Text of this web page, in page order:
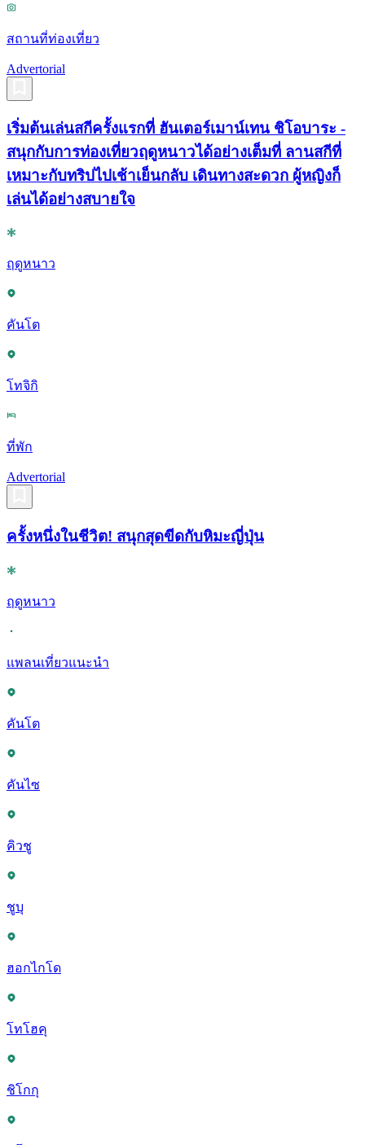
สถานที่ท่องเที่ยว
Advertorial
เริ่มต้นเล่นสกีครั้งแรกที่ ฮันเตอร์เมาน์เทน ชิโอบาระ -
สนุกกับการท่องเที่ยวฤดูหนาวได้อย่างเต็มที่ ลานสกีที่
เหมาะกับทริปไปเช้าเย็นกลับ เดินทางสะดวก ผู้หญิงก็
เล่นได้อย่างสบายใจ
ฤดูหนาว
คันโต
โทจิกิ
ที่พัก
Advertorial
ครั้งหนึ่งในชีวิต! สนุกสุดขีดกับหิมะญี่ปุ่น
ฤดูหนาว
แพลนเที่ยวแนะนำ
คันโต
คันไซ
คิวชู
ชูบุ
ฮอกไกโด
โทโฮคุ
ชิโกกุ